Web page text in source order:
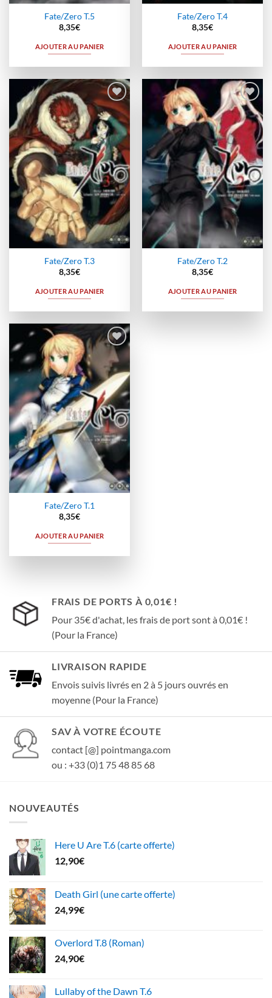
Fate/Zero T.5
8,35€
AJOUTER AU PANIER
Fate/Zero T.4
8,35€
AJOUTER AU PANIER
Ajouter
à la
wishlist
Fate/Zero T.3
8,35€
AJOUTER AU PANIER
Ajouter
à la
wishlist
Fate/Zero T.2
8,35€
AJOUTER AU PANIER
Ajouter
à la
wishlist
Fate/Zero T.1
8,35€
AJOUTER AU PANIER
FRAIS DE PORTS À 0,01€ !
Pour 35€ d'achat, les frais de port sont à 0,01€ !
(Pour la France)
LIVRAISON RAPIDE
Envois suivis livrés en 2 à 5 jours ouvrés en
moyenne (Pour la France)
SAV À VOTRE ÉCOUTE
contact [@] pointmanga.com
ou : +33 (0)1 75 48 85 68
NOUVEAUTÉS
Here U Are T.6 (carte offerte)
12,90€
Death Girl (une carte offerte)
24,99€
Overlord T.8 (Roman)
24,90€
Lullaby of the Dawn T.6